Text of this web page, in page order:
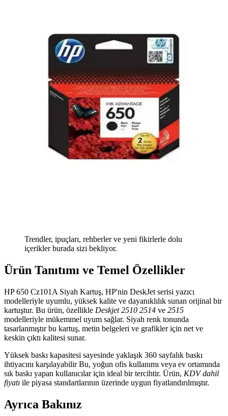
Trendler, ipuçları, rehberler ve yeni fikirlerle dolu
içerikler burada sizi bekliyor.
Ürün Tanıtımı ve Temel Özellikler
HP 650 Cz101A Siyah Kartuş, HP'nin DeskJet serisi yazıcı
modelleriyle uyumlu, yüksek kalite ve dayanıklılık sunan orijinal bir
kartuştur. Bu ürün, özellikle Deskjet 2510 2514 ve 2515
modelleriyle mükemmel uyum sağlar. Siyah renk tonunda
tasarlanmıştır bu kartuş, metin belgeleri ve grafikler için net ve
keskin çıktı kalitesi sunar.
Yüksek baskı kapasitesi sayesinde yaklaşık 360 sayfalık baskı
ihtiyacını karşılayabilir Bu, yoğun ofis kullanımı veya ev ortamında
sık baskı yapan kullanıcılar için ideal bir tercihtir. Ürün, KDV dahil
fiyatı ile piyasa standartlarının üzerinde uygun fiyatlandırılmıştır.
Ayrıca Bakınız